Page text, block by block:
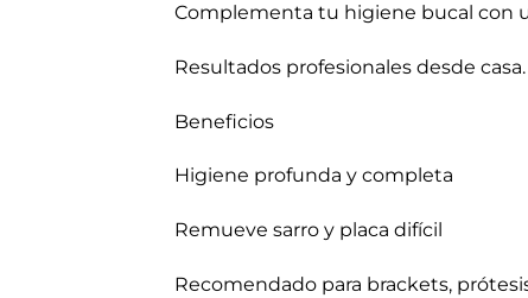
Complementa tu higiene bucal con
Resultados profesionales desde casa.
Beneficios
Higiene profunda y completa
Remueve sarro y placa difícil
Recomendado para brackets,